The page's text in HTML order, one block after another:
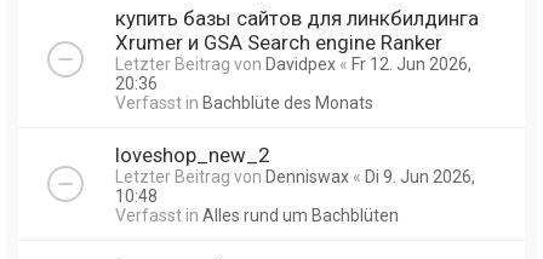
купить базы сайтов для линкбилдинга
Xrumer и GSA Search engine Ranker
Letzter Beitrag von Davidpex « Fr 12. Jun 2026,
20:36
Verfasst in Bachblüte des Monats
loveshop_new_2
Letzter Beitrag von Denniswax « Di 9. Jun 2026,
10:48
Verfasst in Alles rund um Bachblüten